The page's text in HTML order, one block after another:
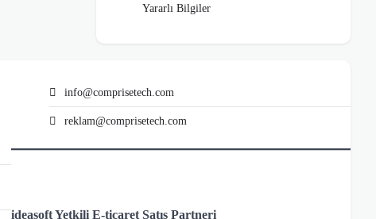
Yararlı Bilgiler
info@comprisetech.com
reklam@comprisetech.com
ideasoft Yetkili E-ticaret Satış Partneri